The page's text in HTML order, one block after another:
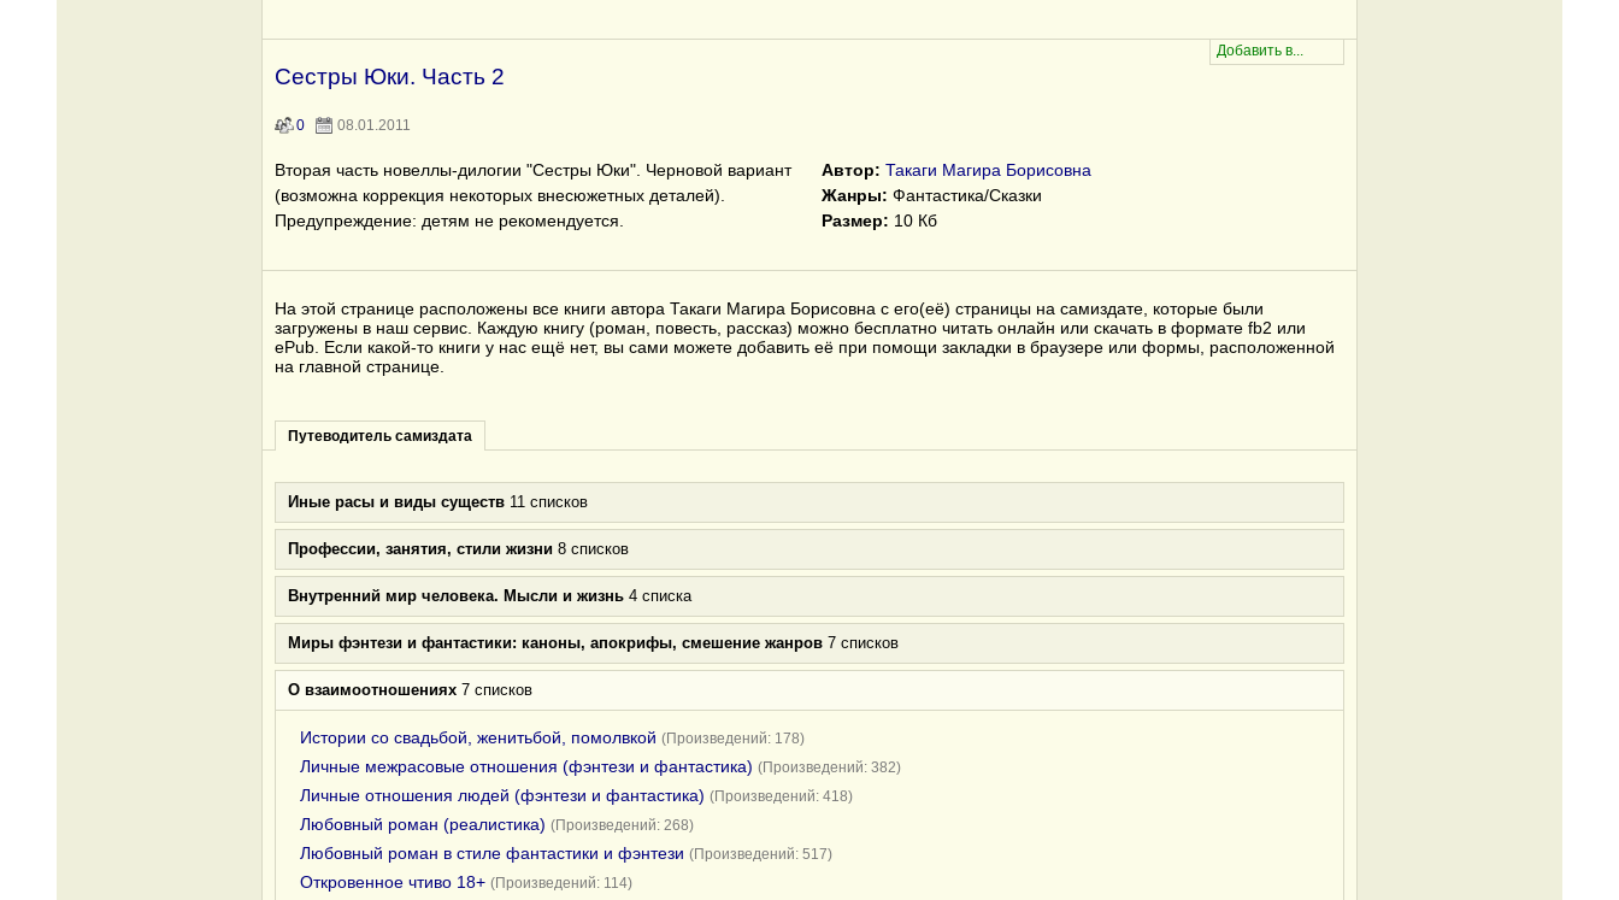
Сестры Юки. Часть 2
0 08.01.2011
Вторая часть новеллы-дилогии "Сестры Юки". Черновой вариант
(возможна коррекция некоторых внесюжетных деталей).
Предупреждение: детям не рекомендуется.
Автор: Такаги Магира Борисовна
Жанры: Фантастика/Сказки
Размер: 10 Кб
На этой странице расположены все книги автора Такаги Магира Борисовна с его(её) страницы на самиздате, которые были
загружены в наш сервис. Каждую книгу (роман, повесть, рассказ) можно бесплатно читать онлайн или скачать в формате fb2 или
ePub. Если какой-то книги у нас ещё нет, вы сами можете добавить её при помощи закладки в браузере или формы, расположенной
на главной странице.
Путеводитель самиздата
Иные расы и виды существ 11 списков
Профессии, занятия, стили жизни 8 списков
Внутренний мир человека. Мысли и жизнь 4 списка
Миры фэнтези и фантастики: каноны, апокрифы, смешение жанров 7 списков
О взаимоотношениях 7 списков
Истории со свадьбой, женитьбой, помолвкой (Произведений: 178)
Личные межрасовые отношения (фэнтези и фантастика) (Произведений: 382)
Личные отношения людей (фэнтези и фантастика) (Произведений: 418)
Любовный роман (реалистика) (Произведений: 268)
Любовный роман в стиле фантастики и фэнтези (Произведений: 517)
Откровенное чтиво 18+ (Произведений: 114)